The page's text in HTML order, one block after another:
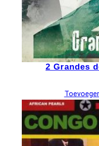
2 Grandes